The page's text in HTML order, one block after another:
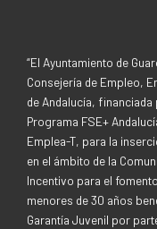
“El Ayuntamiento de
Consejería de Empleo,
de Andalucía,
Programa FSE+
Emplea-T, para la
en el ámbito de la
Incentivo para el
menores de 30 años
Garantía Juvenil por